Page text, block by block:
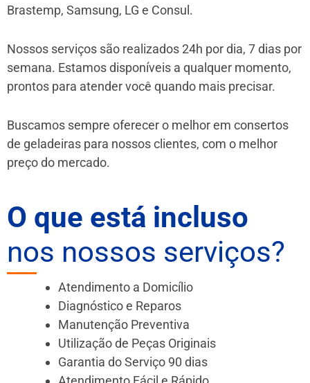
Brastemp, Samsung, LG e Consul.
Nossos serviços são realizados 24h por dia, 7 dias por
semana. Estamos disponíveis a qualquer momento,
prontos para atender você quando mais precisar.
Buscamos sempre oferecer o melhor em consertos
de geladeiras para nossos clientes, com o melhor
preço do mercado.
O que está incluso
nos nossos serviços?
Atendimento a Domicílio
Diagnóstico e Reparos
Manutenção Preventiva
Utilização de Peças Originais
Garantia do Serviço 90 dias